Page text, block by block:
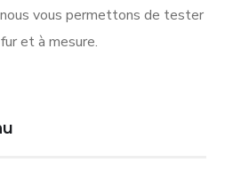
vous permettons de tester
et à mesure.